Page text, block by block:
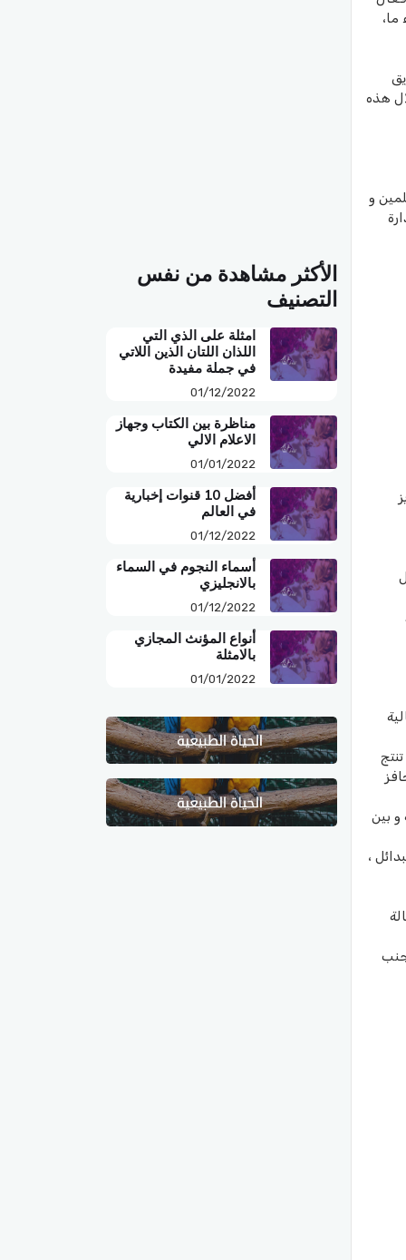
هذه
و
و بين
،
الأكثر مشاهدة من نفس
التصنيف
امثلة على الذي التي
اللذان اللتان الذين اللاتي
في جملة مفيدة
01/12/2022
مناظرة بين الكتاب وجهاز
الاعلام الالي
01/01/2022
أفضل 10 قنوات إخبارية
في العالم
01/12/2022
أسماء النجوم في السماء
بالانجليزي
01/12/2022
أنواع المؤنث المجازي
بالامثلة
01/01/2022